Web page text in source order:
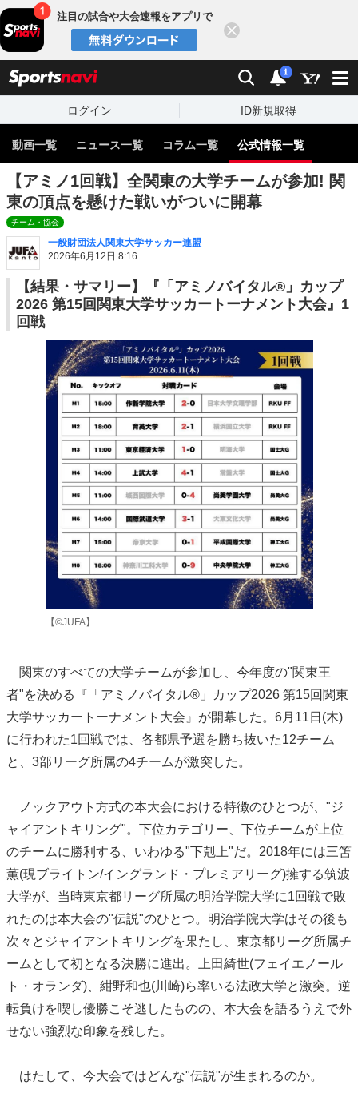
注目の試合や大会速報をアプリで
検索 通知
i
ログイン ID新規取得
動画一覧 ニュース一覧 コラム一覧 公式情報一覧
【アミノ1回戦】全関東の大学チームが参加! 関
東の頂点を懸けた戦いがついに開幕
チーム・協会
一般財団法人関東大学サッカー連盟
2026年6月12日 8:16
【結果・サマリー】『「アミノバイタル®」カップ
2026 第15回関東大学サッカートーナメント大会』1
回戦
【©JUFA】
関東のすべての大学チームが参加し、今年度の"関東王
者"を決める『「アミノバイタル®」カップ2026 第15回関東
大学サッカートーナメント大会』が開幕した。6月11日(木)
に行われた1回戦では、各都県予選を勝ち抜いた12チーム
と、3部リーグ所属の4チームが激突した。
ノックアウト方式の本大会における特徴のひとつが、"ジ
ャイアントキリング"。下位カテゴリー、下位チームが上位
のチームに勝利する、いわゆる"下剋上"だ。2018年には三笘
薫(現ブライトン/イングランド・プレミアリーグ)擁する筑波
大学が、当時東京都リーグ所属の明治学院大学に1回戦で敗
れたのは本大会の"伝説"のひとつ。明治学院大学はその後も
次々とジャイアントキリングを果たし、東京都リーグ所属チ
ームとして初となる決勝に進出。上田綺世(フェイエノール
ト・オランダ)、紺野和也(川崎)ら率いる法政大学と激突。逆
転負けを喫し優勝こそ逃したものの、本大会を語るうえで外
せない強烈な印象を残した。
はたして、今大会ではどんな"伝説"が生まれるのか。